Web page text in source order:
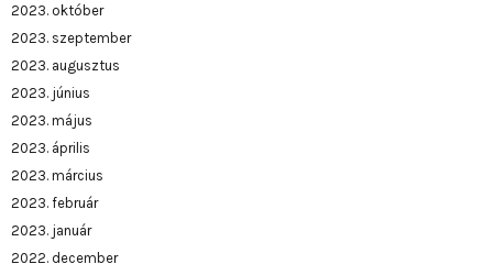
2023. október
2023. szeptember
2023. augusztus
2023. június
2023. május
2023. április
2023. március
2023. február
2023. január
2022. december